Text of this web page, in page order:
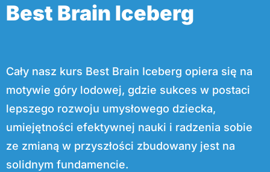
Best Brain Iceberg
Cały nasz kurs Best Brain Iceberg opiera się na
motywie góry lodowej, gdzie sukces w postaci
lepszego rozwoju umysłowego dziecka,
umiejętności efektywnej nauki i radzenia sobie
ze zmianą w przyszłości zbudowany jest na
solidnym fundamencie.